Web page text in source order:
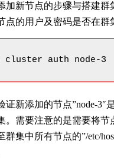
加新节点的步骤与搭建群
点的用户及密码是否在群
cluster auth node-3
证新添加的节点”node-3″
。需要注意的是需要将节
群集中所有节点的”/etc/